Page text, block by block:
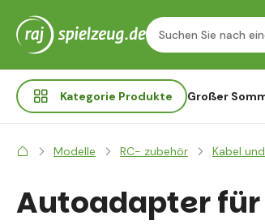
Kategorie Produkte Großer
Modelle RC- zubehör Kabel
Autoadapter